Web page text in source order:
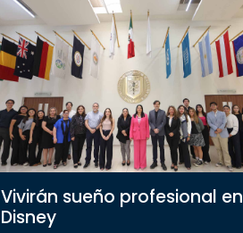
Vivirán sueño profesional en
Disney